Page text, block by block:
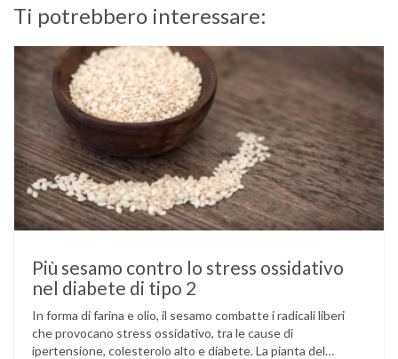
Ti potrebbero interessare:
Più sesamo contro lo stress ossidativo
nel diabete di tipo 2
In forma di farina e olio, il sesamo combatte i radicali liberi
che provocano stress ossidativo, tra le cause di
ipertensione, colesterolo alto e diabete. La pianta del